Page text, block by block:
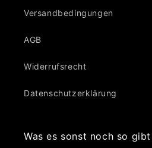
Versandbedingungen
AGB
Widerrufsrecht
Datenschutzerklärung
Was es sonst noch so gibt